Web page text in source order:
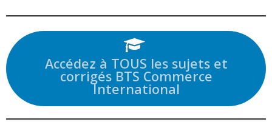
Accédez à TOUS les sujets et
corrigés BTS Commerce
International